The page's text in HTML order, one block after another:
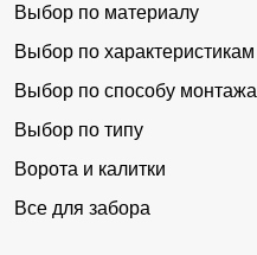
Выбор по материалу
Выбор по характеристикам
Выбор по способу монтажа
Выбор по типу
Ворота и калитки
Все для забора